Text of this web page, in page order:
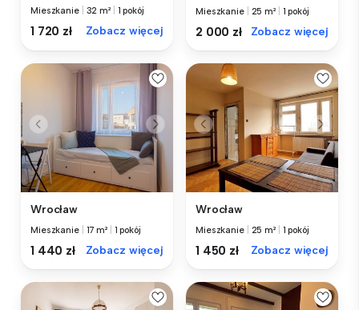
Mieszkanie 32 m² 1 pokój
1 720 zł Zobacz więcej
Mieszkanie 25 m² 1 pokój
2 000 zł Zobacz więcej
Wrocław
Mieszkanie 17 m² 1 pokój
1 440 zł Zobacz więcej
Wrocław
Mieszkanie 25 m² 1 pokój
1 450 zł Zobacz więcej